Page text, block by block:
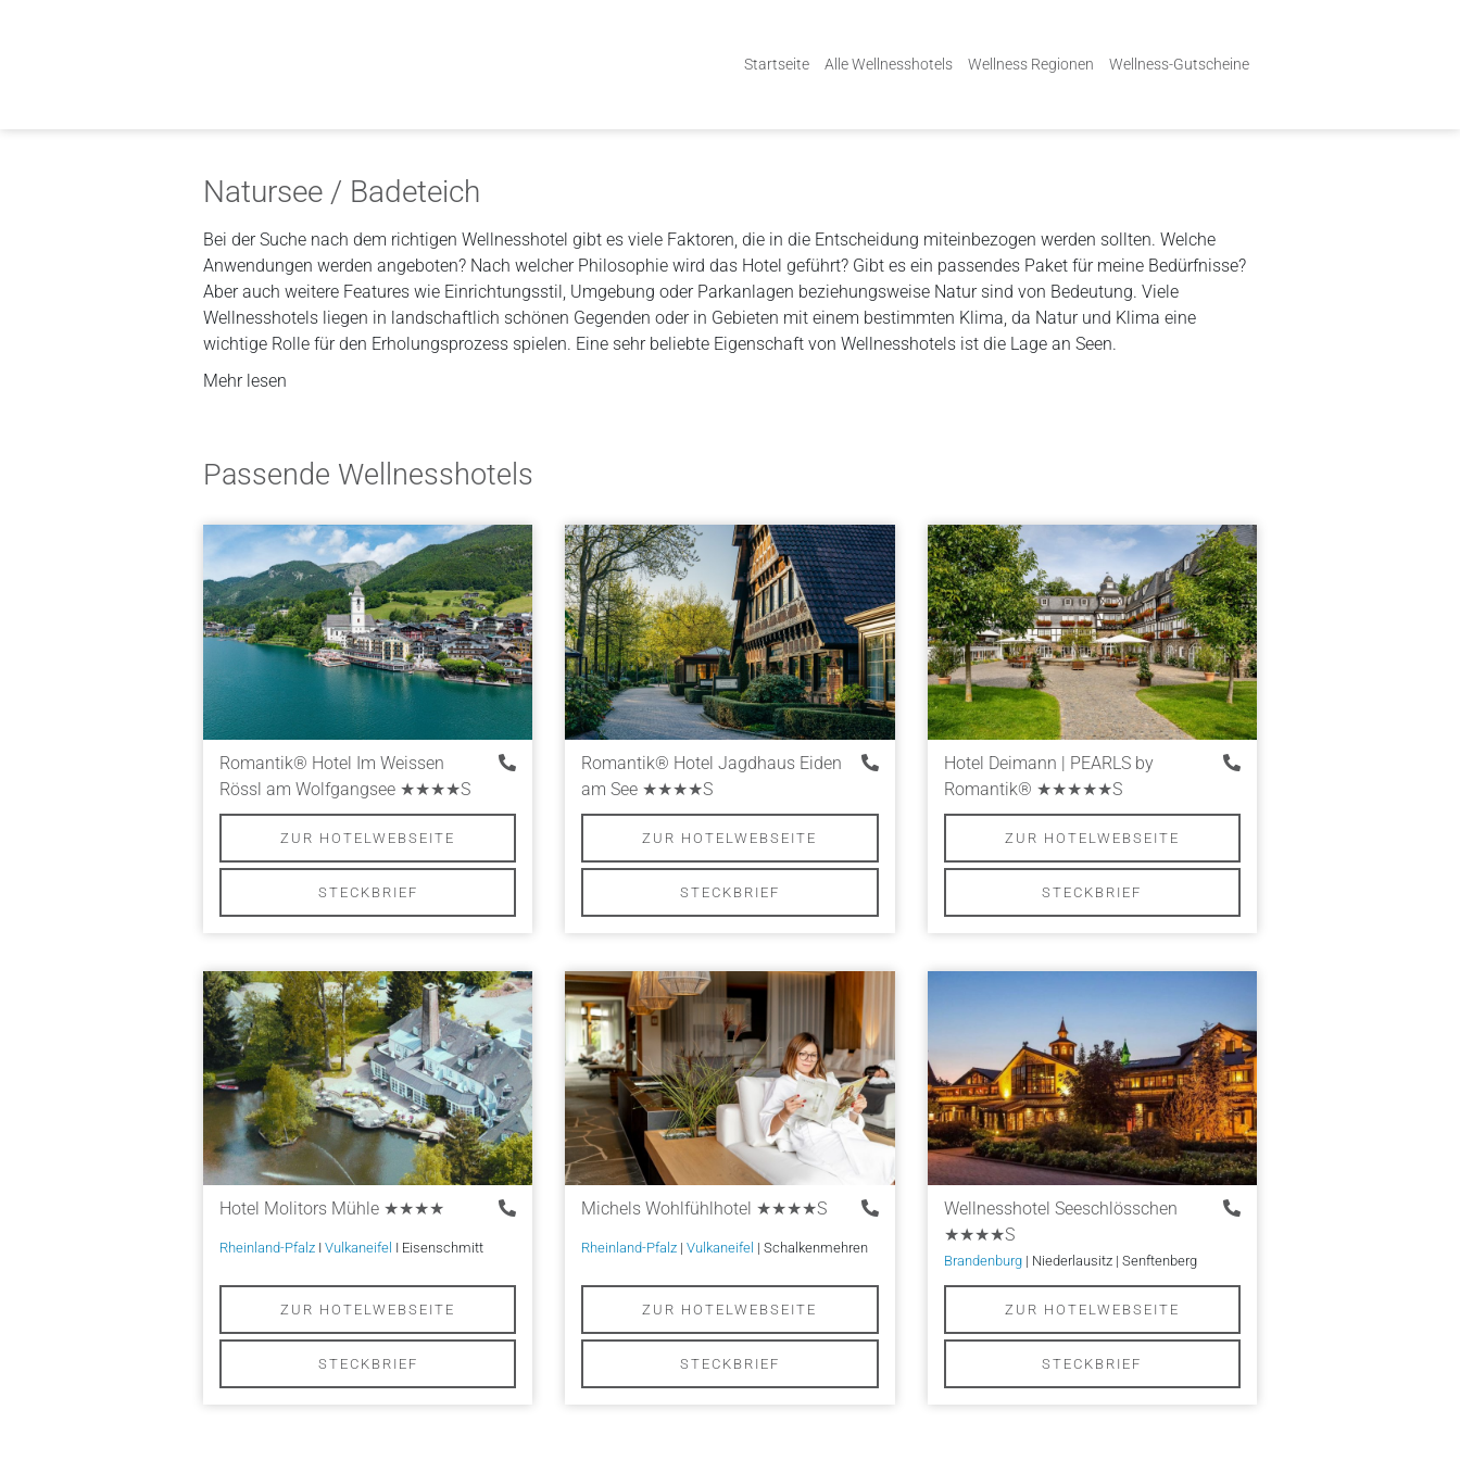
Startseite Alle Wellnesshotels Wellness Regionen Wellness-Gutscheine
Natursee / Badeteich
Bei der Suche nach dem richtigen Wellnesshotel gibt es viele Faktoren, die in die Entscheidung miteinbezogen werden sollten. Welche
Anwendungen werden angeboten? Nach welcher Philosophie wird das Hotel geführt? Gibt es ein passendes Paket für meine Bedürfnisse?
Aber auch weitere Features wie Einrichtungsstil, Umgebung oder Parkanlagen beziehungsweise Natur sind von Bedeutung. Viele
Wellnesshotels liegen in landschaftlich schönen Gegenden oder in Gebieten mit einem bestimmten Klima, da Natur und Klima eine
wichtige Rolle für den Erholungsprozess spielen. Eine sehr beliebte Eigenschaft von Wellnesshotels ist die Lage an Seen.
Mehr lesen
Passende Wellnesshotels
Romantik® Hotel Im Weissen
Rössl am Wolfgangsee ★★★★S
ZUR HOTELWEBSEITE
STECKBRIEF
Romantik® Hotel Jagdhaus Eiden
am See ★★★★S
ZUR HOTELWEBSEITE
STECKBRIEF
Hotel Deimann | PEARLS by
Romantik® ★★★★★S
ZUR HOTELWEBSEITE
STECKBRIEF
Hotel Molitors Mühle ★★★★
Rheinland-Pfalz I Vulkaneifel I Eisenschmitt
ZUR HOTELWEBSEITE
STECKBRIEF
Michels Wohlfühlhotel ★★★★S
Rheinland-Pfalz |Vulkaneifel | Schalkenmehren
ZUR HOTELWEBSEITE
STECKBRIEF
Wellnesshotel Seeschlösschen
★★★★S
Brandenburg| Niederlausitz | Senftenberg
ZUR HOTELWEBSEITE
STECKBRIEF